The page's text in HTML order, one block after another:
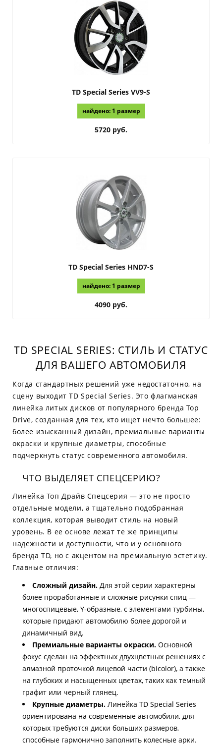
TD Special Series VV9-S
найдено: 1 размер
5720 руб.
TD Special Series HND7-S
найдено: 1 размер
4090 руб.
TD SPECIAL SERIES: СТИЛЬ И СТАТУС
ДЛЯ ВАШЕГО АВТОМОБИЛЯ
Когда стандартных решений уже недостаточно, на
сцену выходит TD Special Series. Это флагманская
линейка литых дисков от популярного бренда Top
Drive, созданная для тех, кто ищет нечто большее:
более изысканный дизайн, премиальные варианты
окраски и крупные диаметры, способные
подчеркнуть статус современного автомобиля.
ЧТО ВЫДЕЛЯЕТ СПЕЦСЕРИЮ?
Линейка Топ Драйв Спецсерия — это не просто
отдельные модели, а тщательно подобранная
коллекция, которая выводит стиль на новый
уровень. В ее основе лежат те же принципы
надежности и доступности, что и у основного
бренда TD, но с акцентом на премиальную эстетику.
Главные отличия:
Сложный дизайн. Для этой серии характерны
более проработанные и сложные рисунки спиц —
многоспицевые, Y-образные, с элементами турбины,
которые придают автомобилю более дорогой и
динамичный вид.
Премиальные варианты окраски. Основной
фокус сделан на эффектных двухцветных решениях с
алмазной проточкой лицевой части (bicolor), а также
на глубоких и насыщенных цветах, таких как темный
графит или черный глянец.
Крупные диаметры. Линейка TD Special Series
ориентирована на современные автомобили, для
которых требуются диски больших размеров,
способные гармонично заполнить колесные арки.